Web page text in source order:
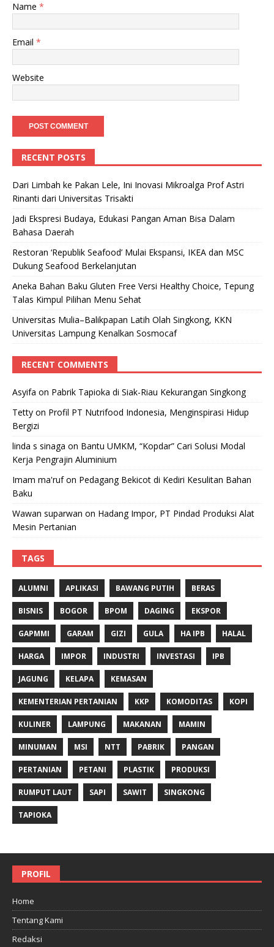
Name *
Email *
Website
RECENT POSTS
Dari Limbah ke Pakan Lele, Ini Inovasi Mikroalga Prof Astri
Rinanti dari Universitas Trisakti
Jadi Ekspresi Budaya, Edukasi Pangan Aman Bisa Dalam
Bahasa Daerah
Restoran ‘Republik Seafood’ Mulai Ekspansi, IKEA dan MSC
Dukung Seafood Berkelanjutan
Aneka Bahan Baku Gluten Free Versi Healthy Choice, Tepung
Talas Kimpul Pilihan Menu Sehat
Universitas Mulia–Balikpapan Latih Olah Singkong, KKN
Universitas Lampung Kenalkan Sosmocaf
RECENT COMMENTS
Asyifa on Pabrik Tapioka di Siak-Riau Kekurangan Singkong
Tetty on Profil PT Nutrifood Indonesia, Menginspirasi Hidup
Bergizi
linda s sinaga on Bantu UMKM, “Kopdar” Cari Solusi Modal
Kerja Pengrajin Aluminium
Imam ma'rufon Pedagang Bekicot di Kediri Kesulitan Bahan
Baku
Wawan suparwan on Hadang Impor, PT Pindad Produksi Alat
Mesin Pertanian
TAGS
ALUMNI APLIKASI BAWANG PUTIH BERAS
BISNIS BOGOR BPOM DAGING EKSPOR
GAPMMI GARAM GIZI GULA HA IPB HALAL
HARGA IMPOR INDUSTRI INVESTASI IPB
JAGUNG KELAPA KEMASAN
KEMENTERIAN PERTANIAN KKP KOMODITAS KOPI
KULINER LAMPUNG MAKANAN MAMIN
MINUMAN MSI NTT PABRIK PANGAN
PERTANIAN PETANI PLASTIK PRODUKSI
RUMPUT LAUT SAPI SAWIT SINGKONG
TAPIOKA
PROFIL
Home
Tentang Kami
Redaksi